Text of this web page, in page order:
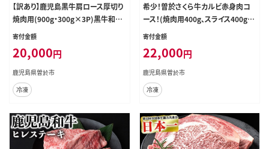
【訳あり】鹿児島黒牛肩ロース厚切り
焼肉用(900g・300g×3P)黒牛和牛
牛肉【ナンチク】B159-v01
寄付金額
20,000円
鹿児島県曽於市
冷凍
希少！曽於さくら牛カルビ赤身肉コ
ース！(焼肉用400g、スライス400g：
計800g)黒毛和牛カルビ赤身肉【福
寄付金額
22,000円
鹿児島県曽於市
冷凍